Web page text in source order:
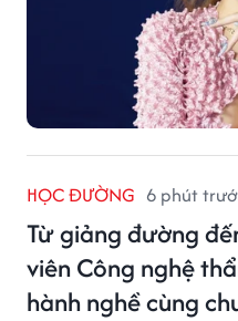
HỌC ĐƯỜNG 6 phút
Từ giảng đường
viên Công nghệ
hành nghề cùng